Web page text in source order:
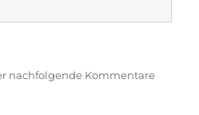
nachfolgende Kommentare